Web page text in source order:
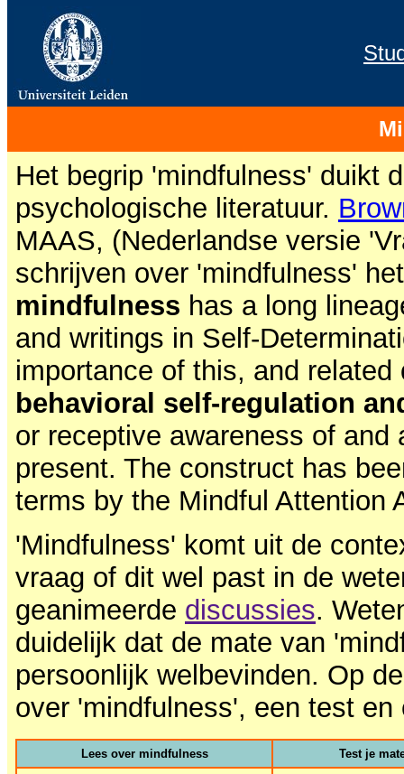
Het begrip 'mindfulness' duikt
psychologische literatuur.
MAAS, (Nederlandse versie
schrijven over 'mindfulness'
mindfulness has a long
and writings in Self-
importance of this, and related
behavioral self-regulation
or receptive awareness of
present. The construct has
terms by the Mindful Attention
'Mindfulness' komt uit de
vraag of dit wel past in de
geanimeerde discussies.
duidelijk dat de mate van
persoonlijk welbevinden. Op
over 'mindfulness', een test en
Lees over mindfulness Test je